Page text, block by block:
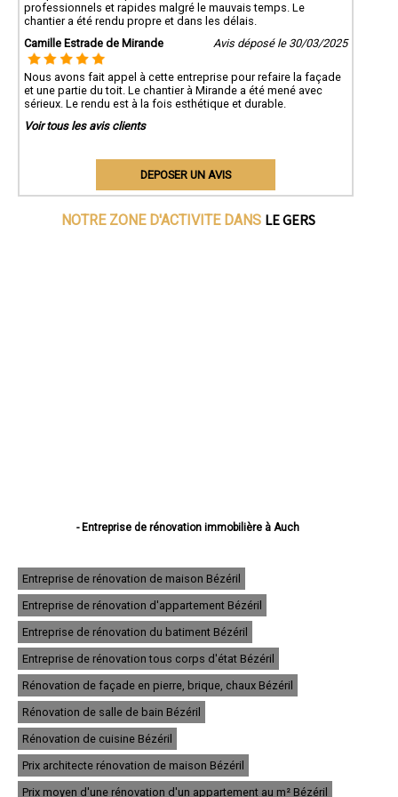
professionnels et rapides malgré le mauvais temps. Le
chantier a été rendu propre et dans les délais.
Camille Estrade de Mirande
Avis déposé le 30/03/2025
Nous avons fait appel à cette entreprise pour refaire la façade
et une partie du toit. Le chantier à Mirande a été mené avec
sérieux. Le rendu est à la fois esthétique et durable.
Voir tous les avis clients
DEPOSER UN AVIS
NOTRE ZONE D'ACTIVITE DANS LE GERS
- Entreprise de rénovation immobilière à Auch
- Entreprise de rénovation immobilière à Fleurance
- Entreprise de rénovation immobilière à Eauze
- Entreprise de rénovation immobilière à Mirande
- Entreprise de rénovation immobilière à Lectoure
- Entreprise de rénovation immobilière à Vic-Fezensac
- Entreprise de rénovation immobilière à Gimont
- Entreprise de rénovation immobilière à Pavie
- Entreprise de rénovation immobilière à Samatan
- Entreprise de rénovation immobilière à Nogaro
- Entreprise de rénovation immobilière à Lombez
- Entreprise de rénovation immobilière à Mauvezin
- Entreprise de rénovation immobilière à Cazaubon
- Entreprise de rénovation immobilière à Riscle
- Entreprise de rénovation immobilière à Masseube
Entreprise de rénovation de maison Bézéril
Entreprise de rénovation d'appartement Bézéril
Entreprise de rénovation du batiment Bézéril
Entreprise de rénovation tous corps d'état Bézéril
Rénovation de façade en pierre, brique, chaux Bézéril
Rénovation de salle de bain Bézéril
Rénovation de cuisine Bézéril
Prix architecte rénovation de maison Bézéril
Prix moyen d'une rénovation d'un appartement au m² Bézéril